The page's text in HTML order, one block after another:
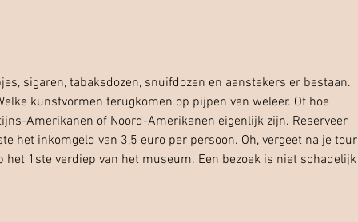
sigaren, tabaksdozen, snuifdozen en aanstekers er bestaan.
kunstvormen terugkomen op pijpen van weleer. Of hoe
Amerikanen of Noord-Amerikanen eigenlijk zijn. Reserveer
het inkomgeld van 3,5 euro per persoon. Oh, vergeet na je tour
1ste verdiep van het museum. Een bezoek is niet schadelijk